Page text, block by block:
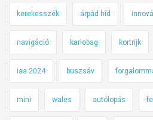
kerekesszék árpád híd
navigáció karlobag kortrijk
iaa 2024 buszsáv
mini wales autólopás